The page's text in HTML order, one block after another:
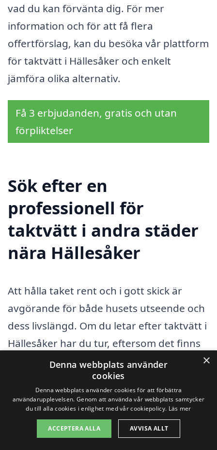
vad du kan förvänta dig. För mer
information och för att få flera
offertförslag, kan du besöka vår plattform
för taktvätt i Hällesåker och enkelt
jämföra olika alternativ.
Få 3 erbjudanden, gratis och utan
förpliktelser
Sök efter en
professionell för
taktvätt i andra städer
nära Hällesåker
Att hålla taket rent och i gott skick är
avgörande för både husets utseende och
dess livslängd. Om du letar efter taktvätt i
Hällesåker har du tur, eftersom det finns
flera professionella företag i närheten
som kan hjälpa dig med detta. Taktvätt
kan avlägsna smuts, mossa och alger som
kan skada taket över tid. Genom att anlita
ett erfarna företag kan du säkerställa att
×
Denna webbplats använder
cookies
Denna webbplats använder cookies för att förbättra
användarupplevelsen. Genom att använda vår webbplats samtycker
du till alla cookies i enlighet med vår cookiepolicy. Läs mer
ACCEPTERA ALLA AVVISA ALLT